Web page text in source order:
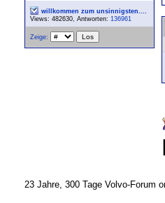
willkommen zum unsinnigsten....
Views: 482630, Antworten: 136961
Zeige:
23 Jahre, 300 Tage Volvo-Forum